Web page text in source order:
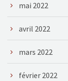
mai 2022
avril 2022
mars 2022
février 2022